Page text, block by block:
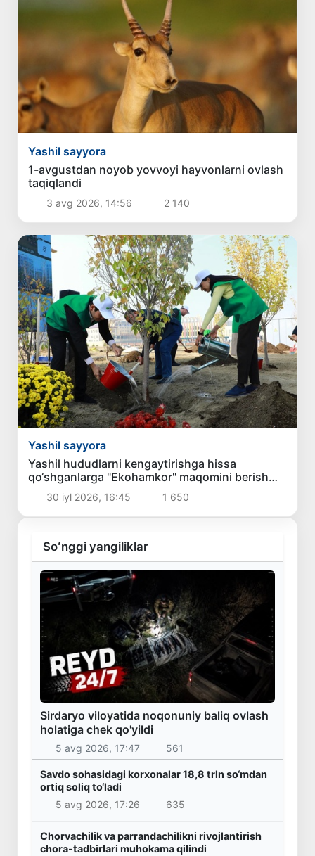
Yashil sayyora
1-avgustdan noyob yovvoyi hayvonlarni ovlash
taqiqlandi
3 avg 2026, 14:56 2 140
Yashil sayyora
Yashil hududlarni kengaytirishga hissa
qo‘shganlarga "Ekohamkor" maqomini berish
ko‘zda tutilmoqda
30 iyl 2026, 16:45 1 650
Soʻnggi yangiliklar
Sirdaryo viloyatida noqonuniy baliq ovlash
holatiga chek qo'yildi
5 avg 2026, 17:47 561
Savdo sohasidagi korxonalar 18,8 trln so‘mdan
ortiq soliq to‘ladi
5 avg 2026, 17:26
635
Chorvachilik va parrandachilikni rivojlantirish
chora-tadbirlari muhokama qilindi